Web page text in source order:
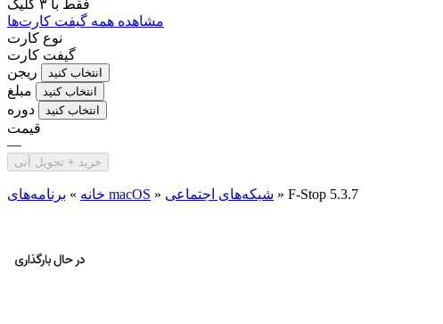
فقط با ۳ کلیک
مشاهده همه گیفت کارت‌ها
نوع کارت
گیفت کارت
ریجن
انتخاب کنید
مبلغ انتخاب کنید
دوره انتخاب کنید
قیمت
—
خرید + تحویل آنی
خانه » برنامه‌های macOS » شبکه‌های اجتماعی » F-Stop 5.3.7